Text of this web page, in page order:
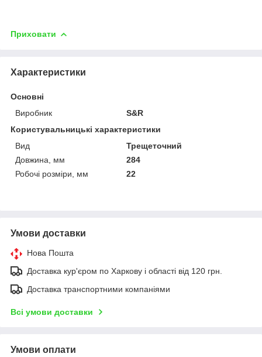
Приховати
Характеристики
Основні
Виробник
S&R
Користувальницькі характеристики
Вид
Трещеточний
Довжина, мм
284
Робочі розміри, мм
22
Умови доставки
Нова Пошта
Доставка кур'єром по Харкову і області від 120 грн.
Доставка транспортними компаніями
Всі умови доставки
Умови оплати